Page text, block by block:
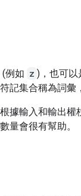
例如 z )，也可以
記集合稱為詞彙
據輸入和輸出權
量會很有幫助。